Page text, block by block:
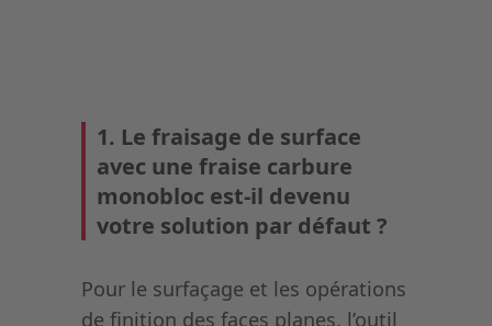
1. Le fraisage de surface
avec une fraise carbure
monobloc est-il devenu
votre solution par défaut ?
Pour le surfaçage et les opérations
de finition des faces planes, l’outil